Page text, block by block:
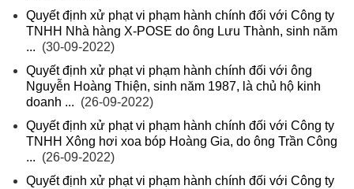
Quyết định xử phạt vi phạm hành chính đối với Công ty
TNHH Nhà hàng X-POSE do ông Lưu Thành, sinh năm
... (30-09-2022)
Quyết định xử phạt vi phạm hành chính đối với ông
Nguyễn Hoàng Thiện, sinh năm 1987, là chủ hộ kinh
doanh ... (26-09-2022)
Quyết định xử phạt vi phạm hành chính đối với Công ty
TNHH Xông hơi xoa bóp Hoàng Gia, do ông Trần Công
... (26-09-2022)
Quyết định xử phạt vi phạm hành chính đối với Công ty